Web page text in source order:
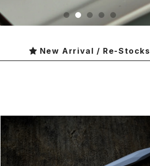
New Arrival / Re-Stocks